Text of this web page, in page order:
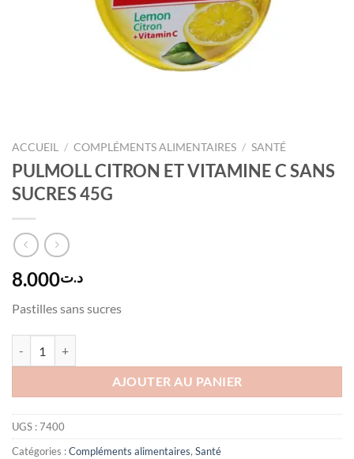
ACCUEIL / COMPLÉMENTS ALIMENTAIRES / SANTÉ
PULMOLL CITRON ET VITAMINE C SANS
SUCRES 45G
د.ت8.000
Pastilles sans sucres
AJOUTER AU PANIER
UGS :7400
Catégories :Compléments alimentaires, Santé